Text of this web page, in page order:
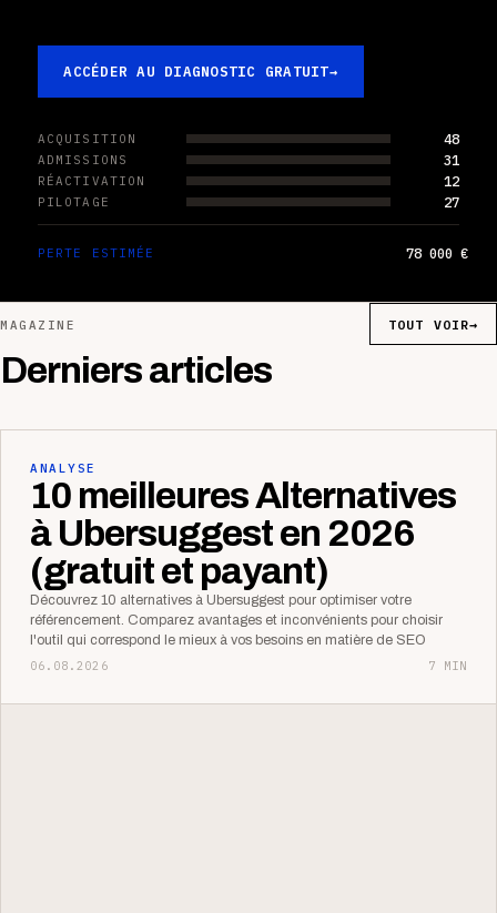
ACCÉDER AU DIAGNOSTIC GRATUIT→
ACQUISITION 48
ADMISSIONS 31
RÉACTIVATION 12
PILOTAGE 27
PERTE ESTIMÉE 78 000 €
MAGAZINE
Derniers articles
TOUT VOIR→
ANALYSE
10 meilleures Alternatives
à Ubersuggest en 2026
(gratuit et payant)
Découvrez 10 alternatives à Ubersuggest pour optimiser votre
référencement. Comparez avantages et inconvénients pour choisir
l'outil qui correspond le mieux à vos besoins en matière de SEO
06.08.2026
7 MIN